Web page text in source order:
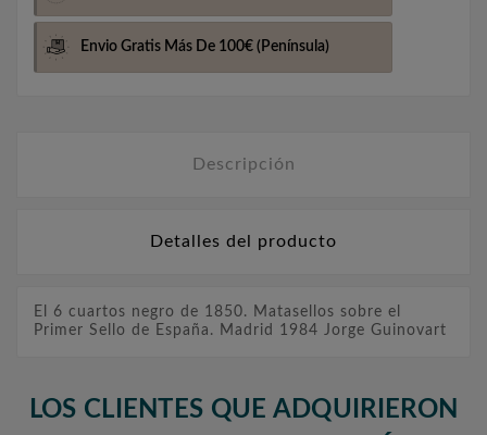
Envio Gratis Más De 100€ (Península)
Descripción
Detalles del producto
El 6 cuartos negro de 1850. Matasellos sobre el
Primer Sello de España. Madrid 1984 Jorge Guinovart
LOS CLIENTES QUE ADQUIRIERON